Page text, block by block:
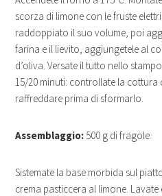
scorza di limone con le fruste
raddoppiato il suo volume, poi
farina e il lievito, aggiungetele al
d’oliva. Versate il tutto nello
15/20 minuti: controllate la
raffreddare prima di sformarlo.
Assemblaggio: 500 g di fragole.
Sistemate la base morbida sul
crema pasticcera al limone.